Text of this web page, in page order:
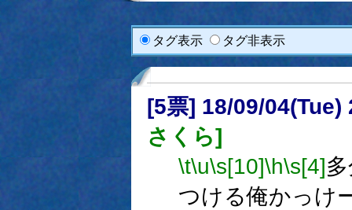
タグ表示 タグ非表示
[5票] 18/09/04(Tue)
さくら]
\t\u\s[10]\h\s[4]
つける俺かっけ